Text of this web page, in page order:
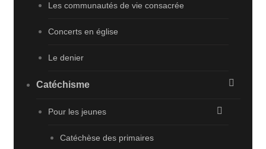
Les communautés de vie consacrée
Concerts en église
Le denier
Catéchisme
Pour les jeunes
Catéchèse des primaires